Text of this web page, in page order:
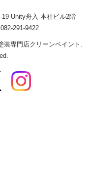
Unity舟入 本社ビル2階
291-9422
装専門店クリーンペイント.